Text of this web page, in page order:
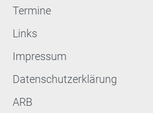
Termine
Links
Impressum
Datenschutzerklärung
ARB